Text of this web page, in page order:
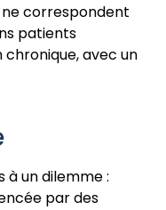
ne correspondent
patients
avec un
à un dilemme :
par des